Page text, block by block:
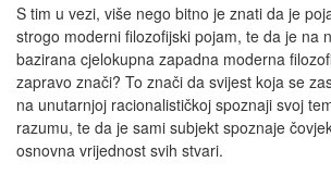
S tim u vezi, više nego bitno je znati da je
strogo moderni filozofijski pojam, te da je na
bazirana cjelokupna zapadna moderna
zapravo znači? To znači da svijest koja se
na unutarnjoj racionalističkoj spoznaji svoj
razumu, te da je sami subjekt spoznaje
osnovna vrijednost svih stvari.